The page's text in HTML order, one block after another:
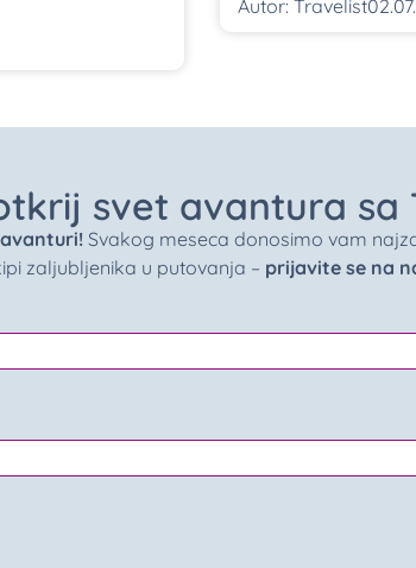
Autor: Travelist
svet avantura sa
Svakog meseca donosimo vam
zaljubljenika u putovanja – prijavite se na